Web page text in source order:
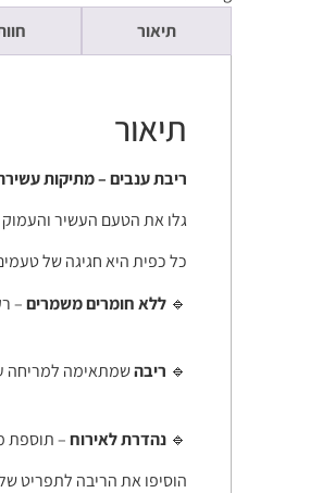
תיאור
תיאור
ריבת ענבים – מתיקות
גלו את הטעם העשיר
כל כפית היא חגיגה של
🔹 ללא חומרים משמרים–
🔹 ריבהשמתאימה למריחה
🔹 נהדרת לאירוח– תוספת
הוסיפו את הריבה לתפריט